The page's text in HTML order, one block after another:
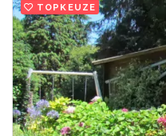
TOPKEUZE